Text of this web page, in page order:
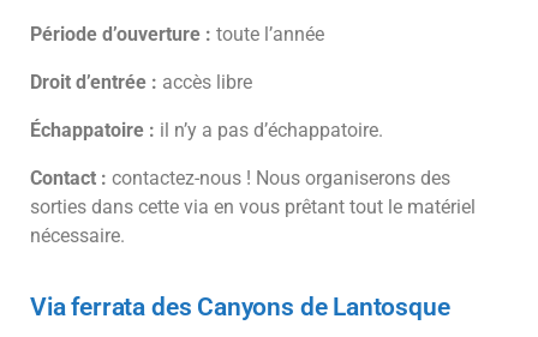
Période d’ouverture : toute l’année
Droit d’entrée : accès libre
Échappatoire : il n’y a pas d’échappatoire.
Contact : contactez-nous ! Nous organiserons des
sorties dans cette via en vous prêtant tout le matériel
nécessaire.
Via ferrata des Canyons de Lantosque